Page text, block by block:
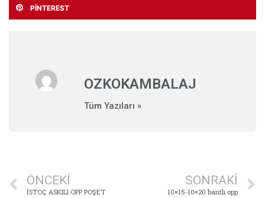
PINTEREST
OZKOKAMBALAJ
Tüm Yazıları »
ÖNCEKI
İSTOÇ ASKILI OPP POŞET
SONRAKI
10×15-10×20 bantlı opp